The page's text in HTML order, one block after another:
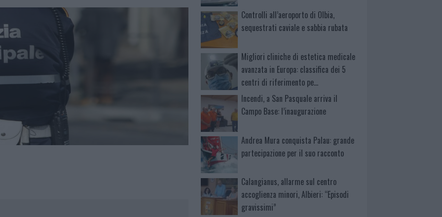
Controlli all’aeroporto di Olbia,
sequestrati caviale e sabbia rubata
Migliori cliniche di estetica medicale
avanzata in Europa: classifica dei 5
centri di riferimento pe…
Incendi, a San Pasquale arriva il
Campo Base: l’inaugurazione
Andrea Mura conquista Palau: grande
partecipazione per il suo racconto
Calangianus, allarme sul centro
accoglienza minori, Albieri: “Episodi
gravissimi”